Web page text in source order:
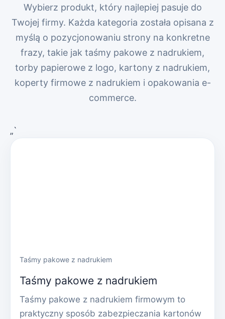
Wybierz produkt, który najlepiej pasuje do
Twojej firmy. Każda kategoria została opisana z
myślą o pozycjonowaniu strony na konkretne
frazy, takie jak taśmy pakowe z nadrukiem,
torby papierowe z logo, kartony z nadrukiem,
koperty firmowe z nadrukiem i opakowania e-
commerce.
„`
Taśmy pakowe z nadrukiem
Taśmy pakowe z nadrukiem
Taśmy pakowe z nadrukiem firmowym to
praktyczny sposób zabezpieczania kartonów